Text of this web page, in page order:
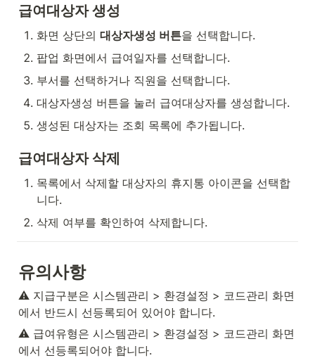
급여대상자 생성
화면 상단의 대상자생성 버튼을 선택합니다.
팝업 화면에서 급여일자를 선택합니다.
부서를 선택하거나 직원을 선택합니다.
대상자생성 버튼을 눌러 급여대상자를 생성합니다.
생성된 대상자는 조회 목록에 추가됩니다.
급여대상자 삭제
목록에서 삭제할 대상자의 휴지통 아이콘을 선택합
니다.
삭제 여부를 확인하여 삭제합니다.
유의사항
⚠️ 지급구분은 시스템관리 > 환경설정 > 코드관리 화면
에서 반드시 선등록되어 있어야 합니다.
⚠️ 급여유형은 시스템관리 > 환경설정 > 코드관리 화면
에서 선등록되어야 합니다.